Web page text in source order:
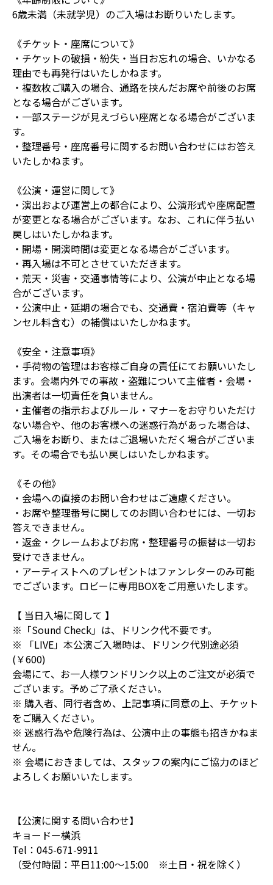
6歳未満（未就学児）のご入場はお断りいたします。
《チケット・座席について》
・チケットの破損・紛失・当日お忘れの場合、いかなる
理由でも再発行はいたしかねます。
・複数枚ご購入の場合、通路を挟んだお席や前後のお席
となる場合がございます。
・一部ステージが見えづらい座席となる場合がございま
す。
・整理番号・座席番号に関するお問い合わせにはお答え
いたしかねます。
《公演・運営に関して》
・演出および運営上の都合により、公演形式や座席配置
が変更となる場合がございます。なお、これに伴う払い
戻しはいたしかねます。
・開場・開演時間は変更となる場合がございます。
・再入場は不可とさせていただきます。
・荒天・災害・交通事情等により、公演が中止となる場
合がございます。
・公演中止・延期の場合でも、交通費・宿泊費等（キャ
ンセル料含む）の補償はいたしかねます。
《安全・注意事項》
・手荷物の管理はお客様ご自身の責任にてお願いいたし
ます。会場内外での事故・盗難について主催者・会場・
出演者は一切責任を負いません。
・主催者の指示およびルール・マナーをお守りいただけ
ない場合や、他のお客様への迷惑行為があった場合は、
ご入場をお断り、またはご退場いただく場合がございま
す。その場合でも払い戻しはいたしかねます。
《その他》
・会場への直接のお問い合わせはご遠慮ください。
・お席や整理番号に関してのお問い合わせには、一切お
答えできません。
・返金・クレームおよびお席・整理番号の振替は一切お
受けできません。
・アーティストへのプレゼントはファンレターのみ可能
でございます。ロビーに専用BOXをご用意いたします。
【 当日入場に関して 】
※「Sound Check」は、ドリンク代不要です。
※ 「LIVE」本公演ご入場時は、ドリンク代別途必須
(￥600)
会場にて、お一人様ワンドリンク以上のご注文が必須で
ございます。予めご了承ください。
※ 購入者、同行者含め、上記事項に同意の上、チケット
をご購入ください。
※ 迷惑行為や危険行為は、公演中止の事態も招きかねま
せん。
※ 会場におきましては、スタッフの案内にご協力のほど
よろしくお願いいたします。
【公演に関する問い合わせ】
キョードー横浜
Tel：045-671-9911
（受付時間：平日11:00～15:00 ※土日・祝を除く）